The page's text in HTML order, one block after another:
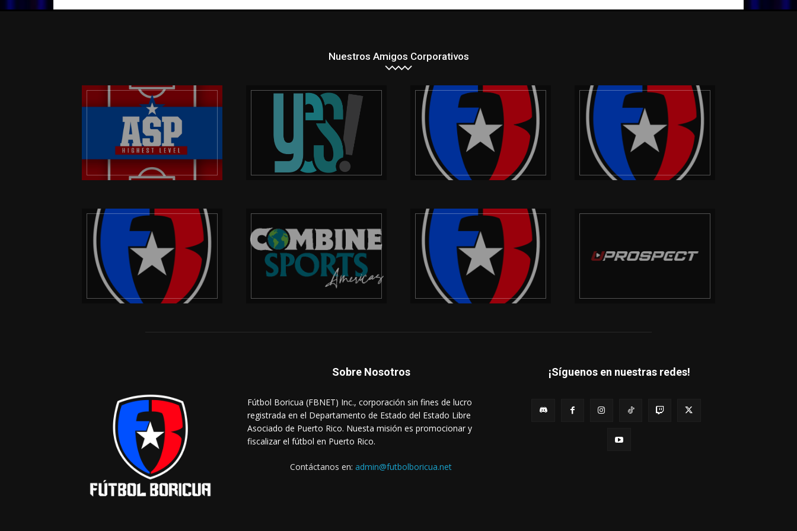
Nuestros Amigos Corporativos
Sobre Nosotros
Fútbol Boricua (FBNET) Inc., corporación sin fines de lucro
registrada en el Departamento de Estado del Estado Libre
Asociado de Puerto Rico. Nuesta misión es promocionar y
fiscalizar el fútbol en Puerto Rico.
Contáctanos en: admin@futbolboricua.net
¡Síguenos en nuestras redes!